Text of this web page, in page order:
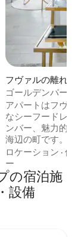
フヴァルの離れ
ゴールデンパール
アパートはフヴァ
なシーフードレス
ンバー、魅力的な
海辺の町です。
観光スポットです
て、海のパノラマ
す。 最寄りのビ
り、パルミジャ
にも行く必要が
ロケーション ·価
ー
の宿泊施
設備